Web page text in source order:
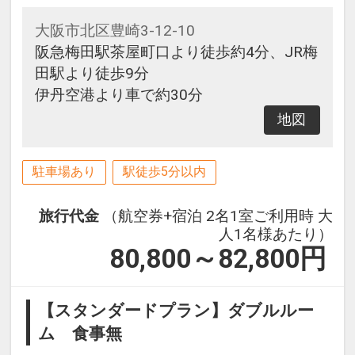
大阪市北区豊崎3-12-10
阪急梅田駅茶屋町口より徒歩約4分、JR梅
田駅より徒歩9分
伊丹空港より車で約30分
地図
駐車場あり 駅徒歩5分以内
旅行代金
（航空券+宿泊 2名1室ご利用時 大
人1名様あたり）
80,800～82,800 円
【スタンダードプラン】ダブルルー
ム 食事無